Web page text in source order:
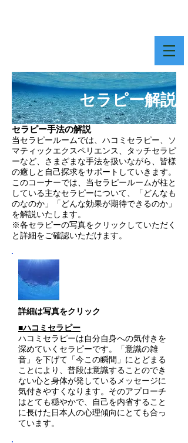
​セラピー解説
セラピー手法の解説
当セラピールームでは、ハコミセラピー、ソ
マティックエクスペリエンス、タッチセラピ
ーなど、さまざまな手法を扱いながら、皆様
の癒しと自己探求をサポートしていきます。
このコーナーでは、当セラピールームが柱と
している主なセラピーについて、「どんなも
のなのか」「どんな効果が期待できるのか」
を解説いたします。
​※各セラピーの写真をクリックしていただく
と詳細をご確認いただけます。
​詳細は写真をクリック
■ハコミセラピー
ハコミセラピーは自分自身への気付きを
深めていくセラピーです。「意識の雑
音」を下げて「今この瞬間」にとどまる
ことにより、普段は意識することのでき
ない心と身体が発しているメッセージに
気付きやすくなります。そのアプローチ
はとても穏やかで、自己を内省すること
に長けた日本人の心理傾向にとても合っ
ています。